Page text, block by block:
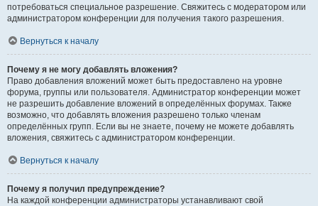
потребоваться специальное разрешение. Свяжитесь с модератором или
администратором конференции для получения такого разрешения.
Вернуться к началу
Почему я не могу добавлять вложения?
Право добавления вложений может быть предоставлено на уровне
форума, группы или пользователя. Администратор конференции может
не разрешить добавление вложений в определённых форумах. Также
возможно, что добавлять вложения разрешено только членам
определённых групп. Если вы не знаете, почему не можете добавлять
вложения, свяжитесь с администратором конференции.
Вернуться к началу
Почему я получил предупреждение?
На каждой конференции администраторы устанавливают свой